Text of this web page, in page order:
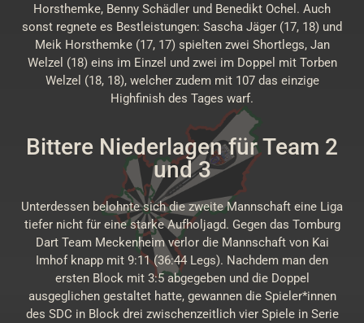
Horsthemke, Benny Schädler und Benedikt Ochel. Auch
sonst regnete es Bestleistungen: Sascha Jäger (17, 18) und
Meik Horsthemke (17, 17) spielten zwei Shortlegs, Jan
Welzel (18) eins im Einzel und zwei im Doppel mit Torben
Welzel (18, 18), welcher zudem mit 107 das einzige
Highfinish des Tages warf.
Bittere Niederlagen für Team 2
und 3
Unterdessen belohnte sich die zweite Mannschaft eine Liga
tiefer nicht für eine starke Aufholjagd. Gegen das Tomburg
Dart Team Meckenheim verlor die Mannschaft von Kai
Imhof knapp mit 9:11 (36:44 Legs). Nachdem man den
ersten Block mit 3:5 abgegeben und die Doppel
ausgeglichen gestaltet hatte, gewannen die Spieler*innen
des SDC in Block drei zwischenzeitlich vier Spiele in Serie